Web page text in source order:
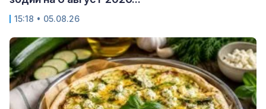
15:18 • 05.08.26